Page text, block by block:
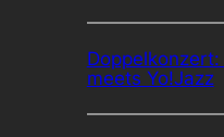
meets Yo!Jazz